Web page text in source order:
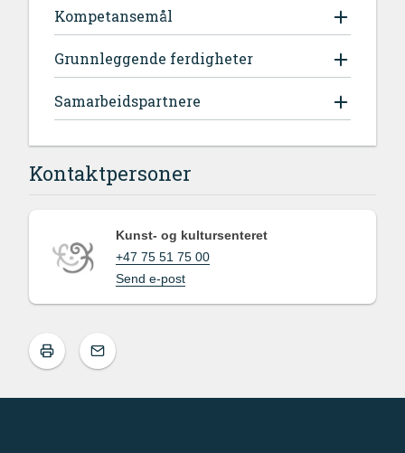
Kompetansemål
Grunnleggende ferdigheter
Samarbeidspartnere
Kontaktpersoner
Kunst- og kultursenteret
+47 75 51 75 00
Send e-post